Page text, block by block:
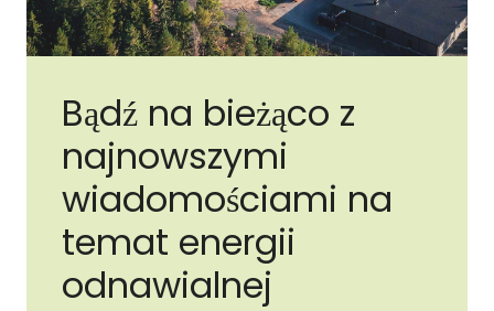
Bądź na bieżąco z
najnowszymi
wiadomościami na
temat energii
odnawialnej